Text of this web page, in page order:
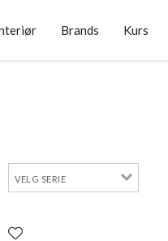
Brands Kurs